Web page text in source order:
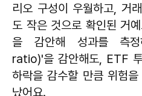
리오 구성이 우월하고, 거
도 작은 것으로 확인된 거
을 감안해 성과를 측정
ratio)'을 감안해도, ETF
하락을 감수할 만큼 위험
났어요.